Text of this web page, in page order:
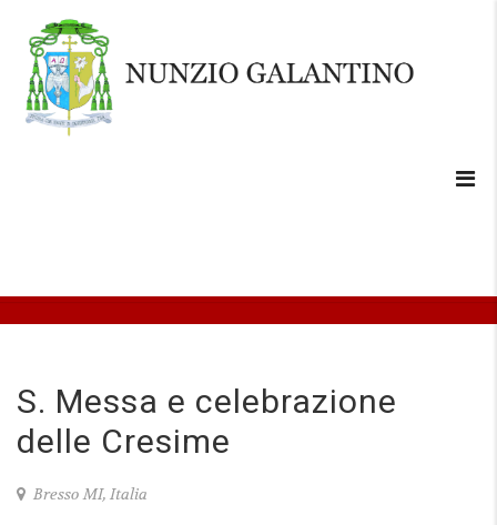
S. Messa e celebrazione
delle Cresime
Bresso MI, Italia